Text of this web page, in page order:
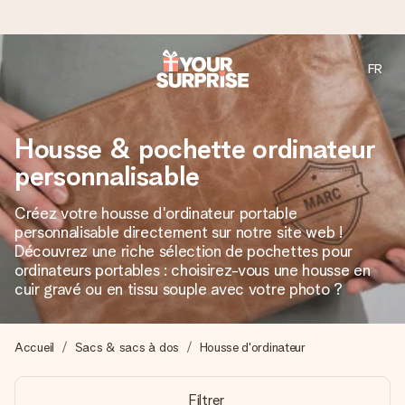
Commandé ce jour, expédié sous 24h
Nous préparons votre cadeau avec attention et l’envoyons
en un éclair – pour que vous puissiez l’offrir au bon moment,
quand cela compte le plus.
4,8 (sur la base de +15 000 avis)
Nos cadeaux sont appréciés. Les clients nous attribuent
une note de 4,8 sur Google Reviews (total de tous les
pays où nous sommes présents).
Carte de vœux gratuite
FR
Housse & pochette ordinateur
personnalisable
Créez votre housse d'ordinateur portable
personnalisable directement sur notre site web !
Découvrez une riche sélection de pochettes pour
ordinateurs portables : choisirez-vous une housse en
cuir gravé ou en tissu souple avec votre photo ?
Accueil Sacs & sacs à dos Housse d'ordinateur
Filtrer